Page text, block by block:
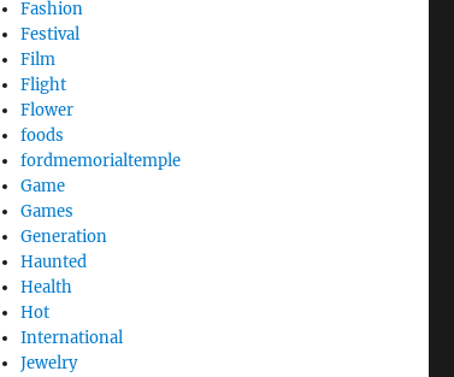
Fashion
Festival
Film
Flight
Flower
foods
fordmemorialtemple
Game
Games
Generation
Haunted
Health
Hot
International
Jewelry